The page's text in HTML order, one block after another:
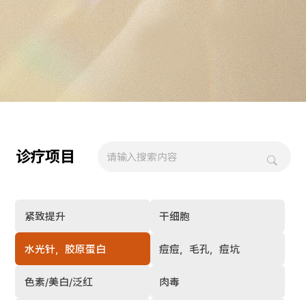
诊疗项目
紧致提升 干细胞
水光针，胶原蛋白 痘痘，毛孔，痘坑
色素/美白/泛红 肉毒